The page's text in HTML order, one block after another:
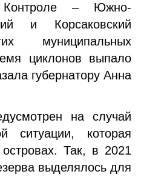
– Южно-
и Корсаковский
муниципальных
циклонов выпало
губернатору Анна
на случай
ситуации, которая
Так, в 2021
выделялось для